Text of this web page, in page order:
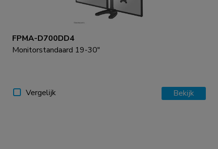
FPMA-D700DD4
Monitorstandaard 19-30"
Vergelijk Bekijk